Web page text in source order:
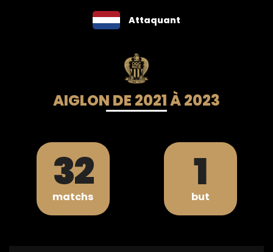
Attaquant
AIGLON DE 2021 À 2023
32
matchs 1
but